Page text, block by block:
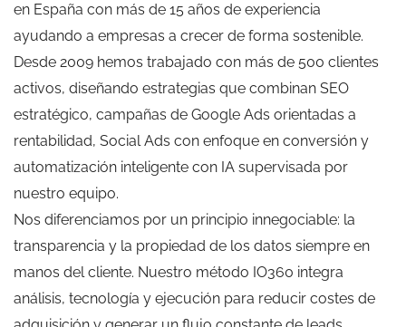
en España con más de 15 años de experiencia
ayudando a empresas a crecer de forma sostenible.
Desde 2009 hemos trabajado con más de 500 clientes
activos, diseñando estrategias que combinan SEO
estratégico, campañas de Google Ads orientadas a
rentabilidad, Social Ads con enfoque en conversión y
automatización inteligente con IA supervisada por
nuestro equipo.
Nos diferenciamos por un principio innegociable: la
transparencia y la propiedad de los datos siempre en
manos del cliente. Nuestro método IO360 integra
análisis, tecnología y ejecución para reducir costes de